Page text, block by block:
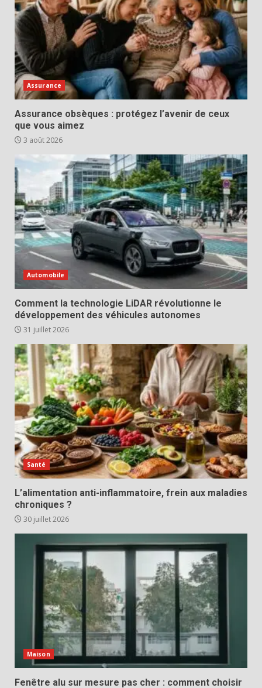
Assurance
Assurance obsèques : protégez l’avenir de ceux
que vous aimez
3 août 2026
Automobile
Comment la technologie LiDAR révolutionne le
développement des véhicules autonomes
31 juillet 2026
Santé
L’alimentation anti-inflammatoire, frein aux maladies
chroniques ?
30 juillet 2026
Maison
Fenêtre alu sur mesure pas cher : comment choisir